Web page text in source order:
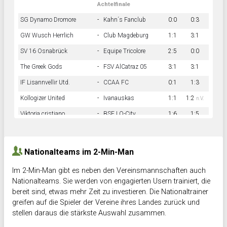
Achtelfinale
SG Dynamo Dromore - Kahn´s Fanclub 0:0 0:3
GW Wusch Herrlich - Club Magdeburg 1:1 3:1
SV 16 Osnabrück - Equipe Tricolore 2:5 0:0
The Greek Gods - FSV AlCatraz 05 3:1 3:1
IF Lisannvellir Utd. - CCAA FC 0:1 1:3
Kollogizer United - Ivanauskas 1:1 1:2 n.V.
Viktoria cristiano - BSF LO-City 1:6 1:5
Nationalteams im 2-Min-Man
Im 2-Min-Man gibt es neben den Vereinsmannschaften auch
Nationalteams. Sie werden von engagierten Usern trainiert, die
bereit sind, etwas mehr Zeit zu investieren. Die Nationaltrainer
greifen auf die Spieler der Vereine ihres Landes zurück und
stellen daraus die stärkste Auswahl zusammen.